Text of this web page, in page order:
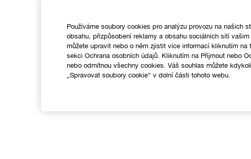
Používáme soubory cookies pro analýzu provozu na našich
obsahu, přizpůsobení reklamy a obsahu sociálních sítí
můžete upravit nebo o něm zjistit více informací kliknutím
sekci Ochrana osobních údajů. Kliknutím na Přijmout nebo
nebo odmítnou všechny cookies. Váš souhlas můžete
„Spravovat soubory cookie“ v dolní části tohoto webu.